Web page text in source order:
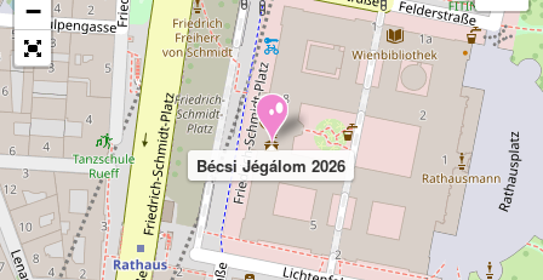
Bécsi Jégálom 2026
−